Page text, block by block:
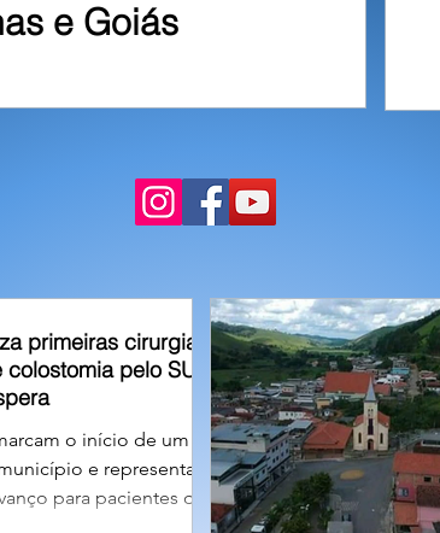
e Goiás
primeiras cirurgias
pelo SUS e
o início de um
e representam
para pacientes que
reconstrução do trânsito